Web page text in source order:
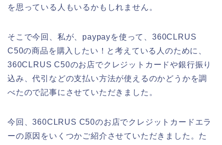
を思っている人もいるかもしれません。
そこで今回、私が、paypayを使って、360CLRUS
C50の商品を購入したい！と考えている人のために、
360CLRUS C50のお店でクレジットカードや銀行振り
込み、代引などの支払い方法が使えるのかどうかを調
べたので記事にさせていただきました。
今回、360CLRUS C50のお店でクレジットカードエラ
ーの原因をいくつかご紹介させていただきました。た